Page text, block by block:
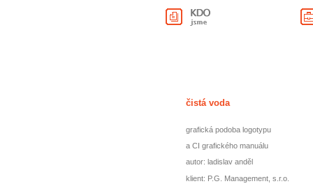
čistá voda
grafická podoba logotypu
a CI grafického manuálu
autor: ladislav anděl
klient: P.G. Management, s.r.o.